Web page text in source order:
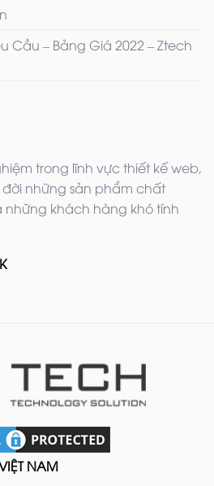
Cầu – Bảng Giá 2022 – Ztech
trong lĩnh vực thiết kế web,
những sản phẩm chất
những khách hàng khó tính
NAM